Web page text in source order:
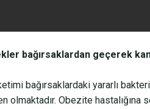
bağırsaklardan geçerek
bağırsaklardaki yararlı
olmaktadır. Obezite